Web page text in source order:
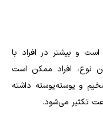
و بیشتر در افراد با
نوع، افراد ممکن است
و پوسته‌پوسته داشته
تکثیر می‌شود.